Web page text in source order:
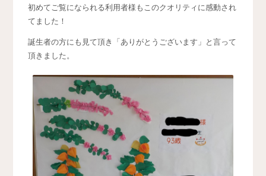
初めてご覧になられる利用者様もこのクオリティに感動され
てました！
誕生者の方にも見て頂き「ありがとうございます」と言って
頂きました。